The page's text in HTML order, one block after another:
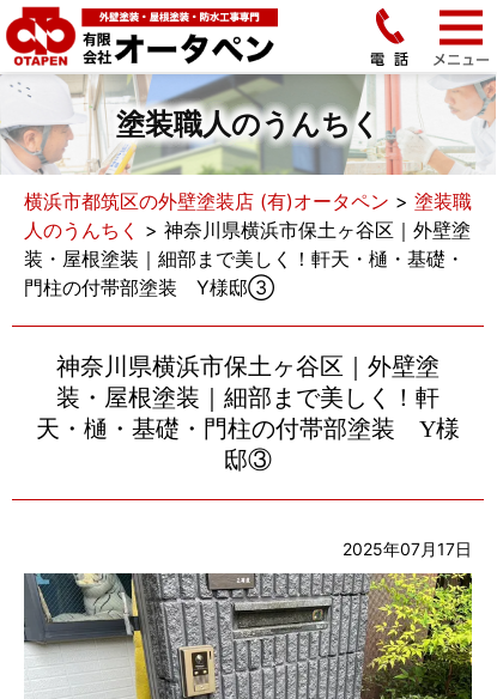
塗装職人のうんちく
横浜市都筑区の外壁塗装店 (有)オータペン > 塗装職
人のうんちく > 神奈川県横浜市保土ヶ谷区｜外壁塗
装・屋根塗装｜細部まで美しく！軒天・樋・基礎・
門柱の付帯部塗装 Y様邸③
神奈川県横浜市保土ヶ谷区｜外壁塗
装・屋根塗装｜細部まで美しく！軒
天・樋・基礎・門柱の付帯部塗装 Y様
邸③
2025年07月17日